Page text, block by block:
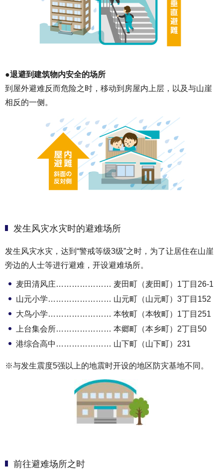
●退避到建筑物内安全的场所
到屋外避难反而危险之时，移动到房屋内上层，以及与山崖
相反的一侧。
发生风灾水灾时的避难场所
发生风灾水灾，达到“警戒等级3级”之时，为了让居住在山崖
旁边的人士等进行避难，开设避难场所。
麦田清风庄………………… 麦田町（麦田町）1丁目26-1
山元小学…………………… 山元町（山元町）3丁目152
大鸟小学…………………… 本牧町（本牧町）1丁目251
上台集会所………………… 本郷町（本乡町）2丁目50
港综合高中………………… 山下町（山下町）231
※与发生震度5强以上的地震时开设的地区防灾基地不同。
前往避难场所之时